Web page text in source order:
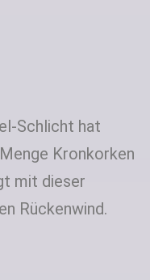
Schlicht hat
Kronkorken
mit dieser
Rückenwind.